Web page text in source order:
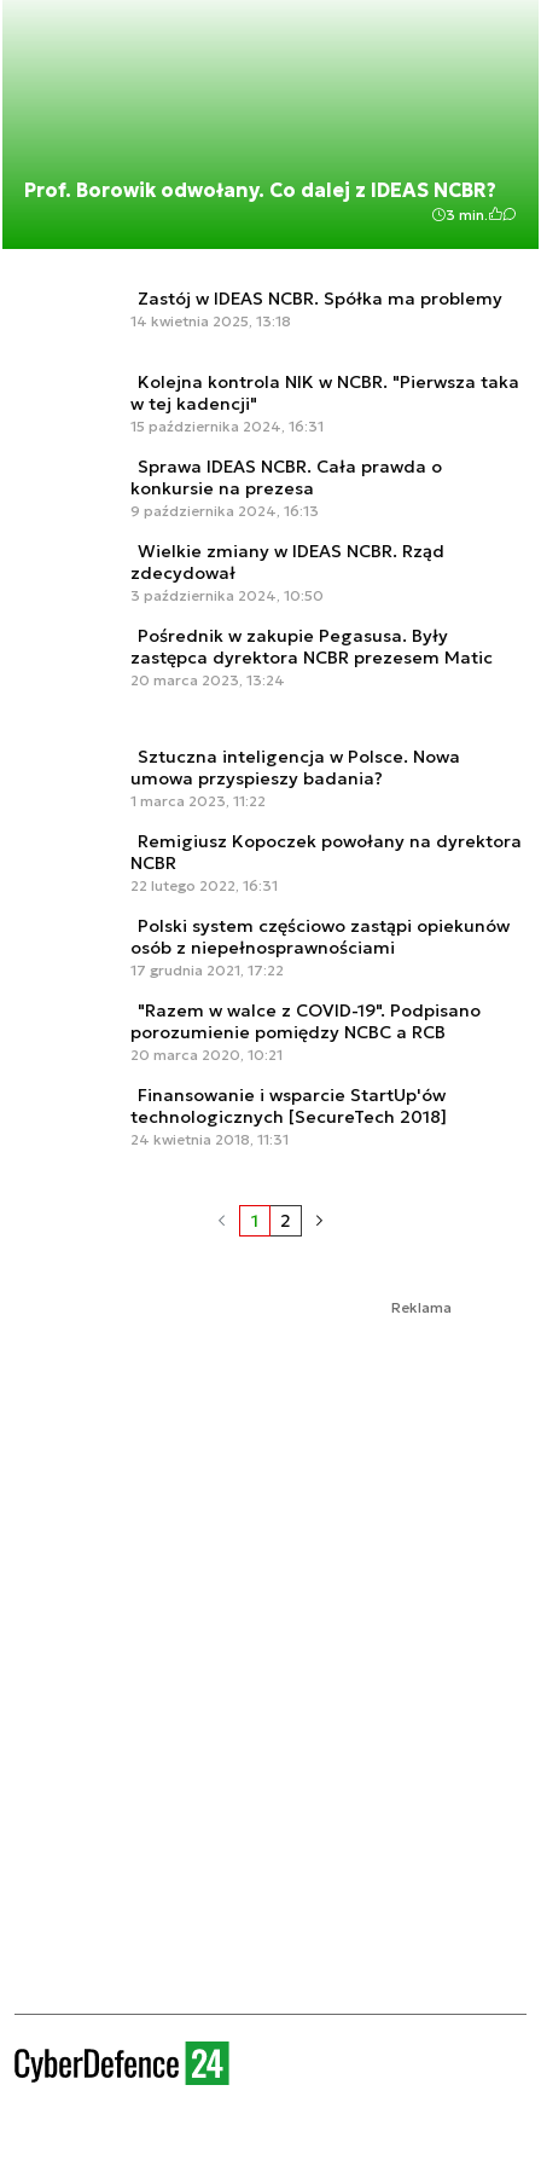
Prof. Borowik odwołany. Co dalej z IDEAS NCBR?
3 min.
Zastój w IDEAS NCBR. Spółka ma problemy
14 kwietnia 2025, 13:18
Kolejna kontrola NIK w NCBR. "Pierwsza taka
w tej kadencji"
15 października 2024, 16:31
Sprawa IDEAS NCBR. Cała prawda o
konkursie na prezesa
9 października 2024, 16:13
Wielkie zmiany w IDEAS NCBR. Rząd
zdecydował
3 października 2024, 10:50
Pośrednik w zakupie Pegasusa. Były
zastępca dyrektora NCBR prezesem Matic
20 marca 2023, 13:24
Sztuczna inteligencja w Polsce. Nowa
umowa przyspieszy badania?
1 marca 2023, 11:22
Remigiusz Kopoczek powołany na dyrektora
NCBR
22 lutego 2022, 16:31
Polski system częściowo zastąpi opiekunów
osób z niepełnosprawnościami
17 grudnia 2021, 17:22
"Razem w walce z COVID-19". Podpisano
porozumienie pomiędzy NCBC a RCB
20 marca 2020, 10:21
Finansowanie i wsparcie StartUp'ów
technologicznych [SecureTech 2018]
24 kwietnia 2018, 11:31
1 2
Reklama